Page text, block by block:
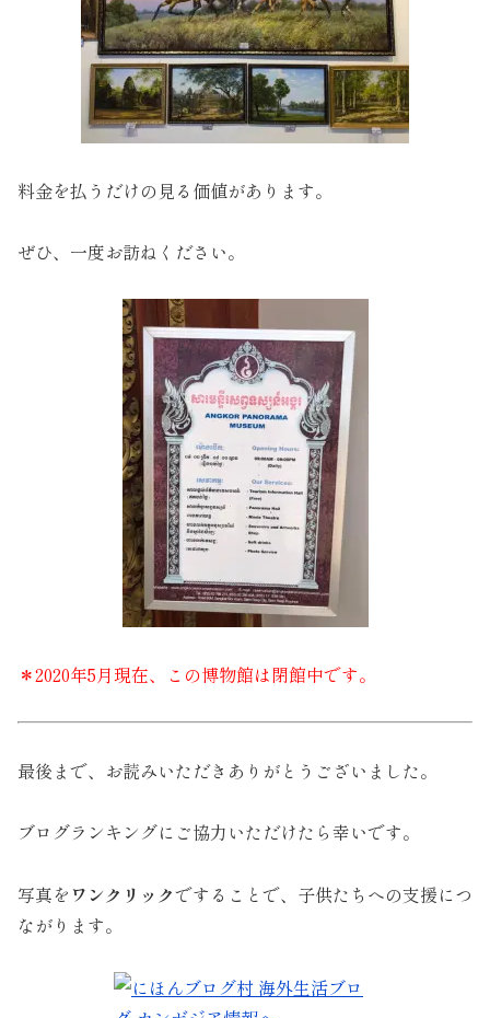
料金を払うだけの見る価値があります。
ぜひ、一度お訪ねください。
＊2020年5月現在、この博物館は閉館中です。
最後まで、お読みいただきありがとうございました。
ブログランキングにご協力いただけたら幸いです。
写真をワンクリックですることで、子供たちへの支援につ
ながります。